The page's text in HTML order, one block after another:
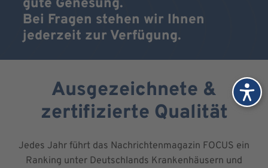
gute Genesung.
Bei Fragen stehen wir Ihnen
jederzeit zur Verfügung.
Ausgezeichnete &
zertifizierte Qualität
Jedes Jahr führt das Nachrichtenmagazin FOCUS ein
Ranking unter Deutschlands Krankenhäusern und